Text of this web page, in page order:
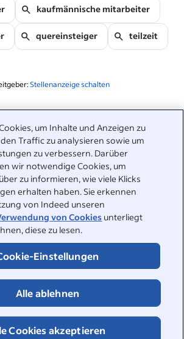
um Inhalte und Anzeigen zu
Traffic zu analysieren sowie um
zu verbessern. Darüber
wir notwendige Cookies, um
zu informieren, wie viele Klicks
erhalten haben. Sie erkennen
von Indeed unseren
von Cookies unterliegt
diese zu lesen.
Einstellungen
Alle ablehnen
Cookies akzeptieren
kaufmännische mitarbeiter
quereinsteiger teilzeit
Stellenanzeige schalten
&nbsp;
&nbsp;
&nbsp;
&nbsp;
Datenschutzzentrum und Ad Choices
Gesetz über digitale Dienste
Nutzungsbedingungen